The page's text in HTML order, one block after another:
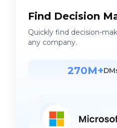
Find Decision
Quickly find decision-
any company.
270M+